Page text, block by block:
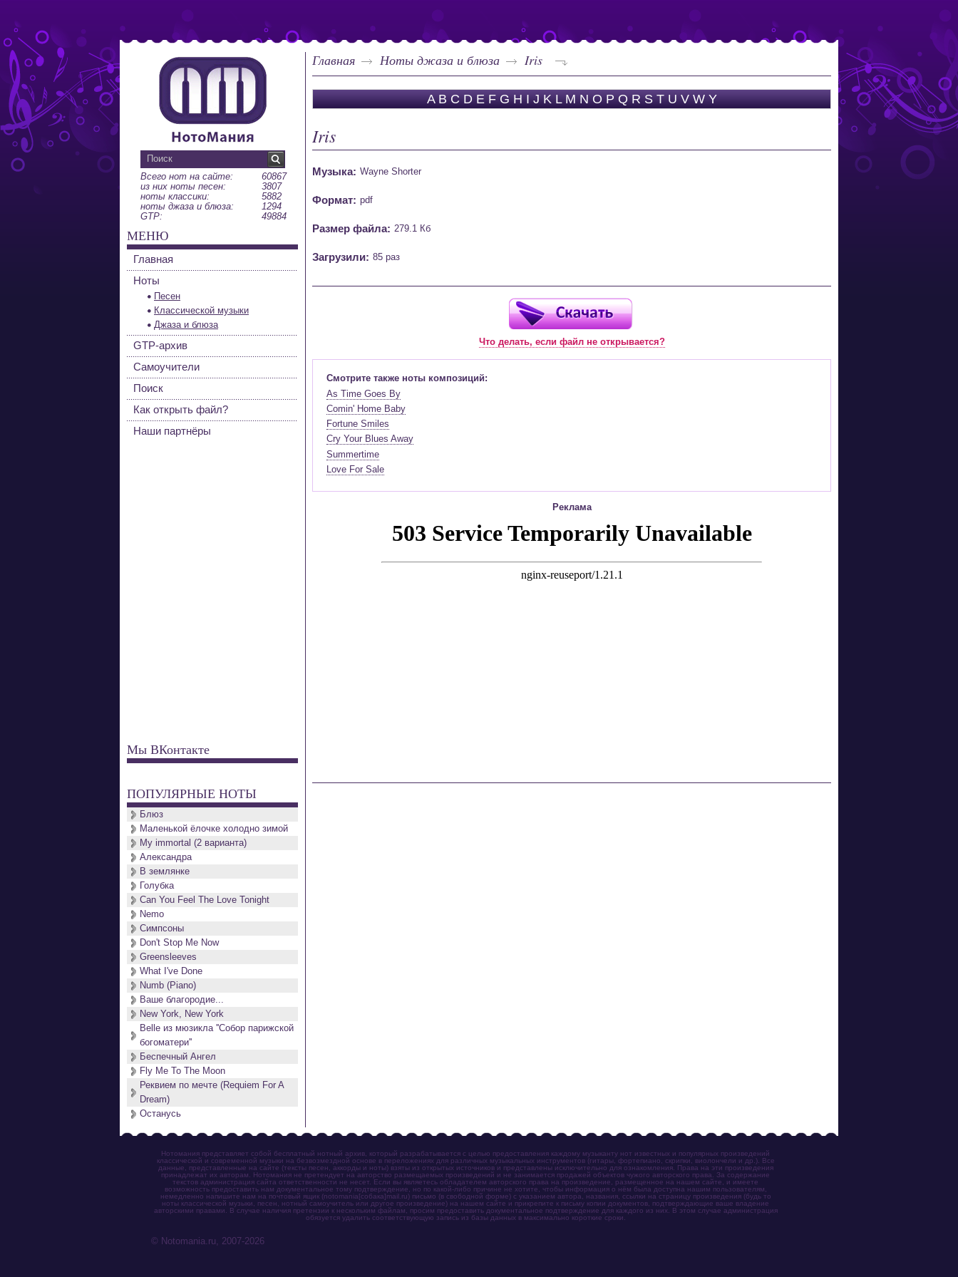
Главная Ноты джаза и блюза Iris
A B C D E F G H I J K L M N O P Q R S T U V W Y
Iris
Музыка: Wayne Shorter
Формат: pdf
Размер файла: 279.1 Кб
Загрузили: 85 раз
Что делать, если файл не открывается?
Смотрите также ноты композиций:
As Time Goes By
Comin' Home Baby
Fortune Smiles
Cry Your Blues Away
Summertime
Love For Sale
Реклама
Всего нот на сайте:
60867
из них ноты песен:
3807
ноты классики:
5882
ноты джаза и блюза:
1294
GTP:
49884
МЕНЮ
Главная
Ноты
Песен
Классической музыки
Джаза и блюза
GTP-архив
Самоучители
Поиск
Как открыть файл?
Наши партнёры
Мы ВКонтакте
ПОПУЛЯРНЫЕ НОТЫ
Блюз
Маленькой ёлочке холодно зимой
My immortal (2 варианта)
Александра
В землянке
Голубка
Can You Feel The Love Tonight
Nemo
Симпсоны
Don't Stop Me Now
Greensleeves
What I've Done
Numb (Piano)
Ваше благородие...
New York, New York
Belle из мюзикла ''Собор парижской
богоматери''
Беспечный Ангел
Fly Me To The Moon
Реквием по мечте (Requiem For A
Dream)
Останусь
Нотомания представляет собой бесплатный нотный архив, который разрабатывается с целью предоставления каждому музыканту нот известных и популярных произведений
классической и современной музыки на безвозмездной основе в переложениях для различных музыкальных инструментов (гитары, фортепиано, скрипки, виолончели и др.). Все
данные, представленные на сайте (тексты песен, аккорды и ноты) взяты из открытых источников и представлены исключительно для ознакомления. Права на эти произведения
принадлежат их авторам. Нотомания не претендует на авторство размещаемых произведений и не занимается продажей объектов чужого авторского права. За содержание
текстов администрация сайта ответственности не несет. Если вы являетесь обладателем авторского права на произведение, размещенное на нашем сайте, и имеете
возможность предоставить нам документальное тому подтверждение, но по какой-либо причине не хотите, чтобы информация о нём была доступна нашим пользователям,
немедленно напишите нам на почтовый ящик (notomania[собака]mail.ru) письмо (в свободной форме) с указанием автора, названия, ссылки на страницу произведения (будь то
ноты классической музыки, песен, нотный самоучитель или другое произведение) на нашем сайте и прикрепите к письму копии документов, подтверждающие ваше владение
авторскими правами. В случае наличия претензии к нескольким файлам, просим предоставить документальное подтверждение для каждого из них. В этом случае администрация
обязуется удалить соответствующую запись из базы данных в максимально короткие сроки.
© Notomania.ru, 2007-2026